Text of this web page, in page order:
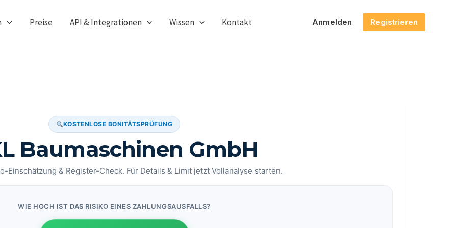
Preise API & Integrationen Wissen Kontakt Anmelden Registrieren
KOSTENLOSE BONITÄTSPRÜFUNG
Baumaschinen GmbH
Einschätzung & Register-Check. Für Details & Limit jetzt Vollanalyse starten.
WIE HOCH IST DAS RISIKO EINES ZAHLUNGSAUSFALLS?